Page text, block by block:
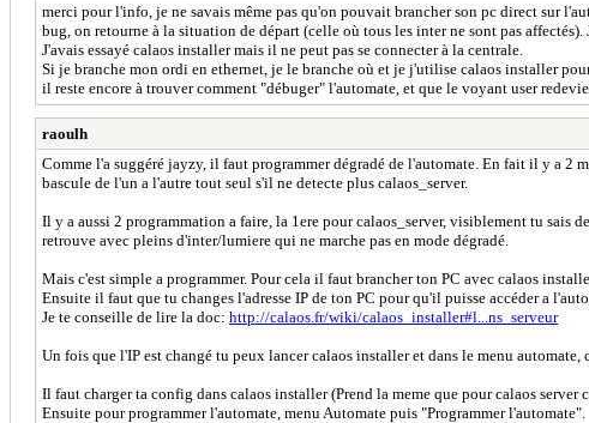
merci pour l'info, je ne savais même pas qu'on pouvait brancher son pc direct sur
bug, on retourne à la situation de départ (celle où tous les inter ne sont pas
J'avais essayé calaos installer mais il ne peut pas se connecter à la centrale.
Si je branche mon ordi en ethernet, je le branche où et je j'utilise calaos installer
il reste encore à trouver comment "débuger" l'automate, et que le voyant user
raoulh
Comme l'a suggéré jayzy, il faut programmer dégradé de l'automate. En fait il y a 2
bascule de l'un a l'autre tout seul s'il ne detecte plus calaos_server.
Il y a aussi 2 programmation a faire, la 1ere pour calaos_server, visiblement tu sais
retrouve avec pleins d'inter/lumiere qui ne marche pas en mode dégradé.
Mais c'est simple a programmer. Pour cela il faut brancher ton PC avec calaos
Ensuite il faut que tu changes l'adresse IP de ton PC pour qu'il puisse accéder a
Je te conseille de lire la doc: http://calaos.fr/wiki/calaos_installer#l...ns_serveur
Un fois que l'IP est changé tu peux lancer calaos installer et dans le menu
Il faut charger ta config dans calaos installer (Prend la meme que pour calaos server
Ensuite pour programmer l'automate, menu Automate puis "Programmer l'automate".